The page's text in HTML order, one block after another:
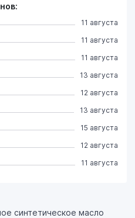
синтетическое масло
11 августа
11 августа
11 августа
13 августа
12 августа
13 августа
15 августа
12 августа
11 августа